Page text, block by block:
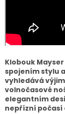
Klobouk
spojením stylu
vyhledává
volnočasové
elegantním
nepřízní počasí